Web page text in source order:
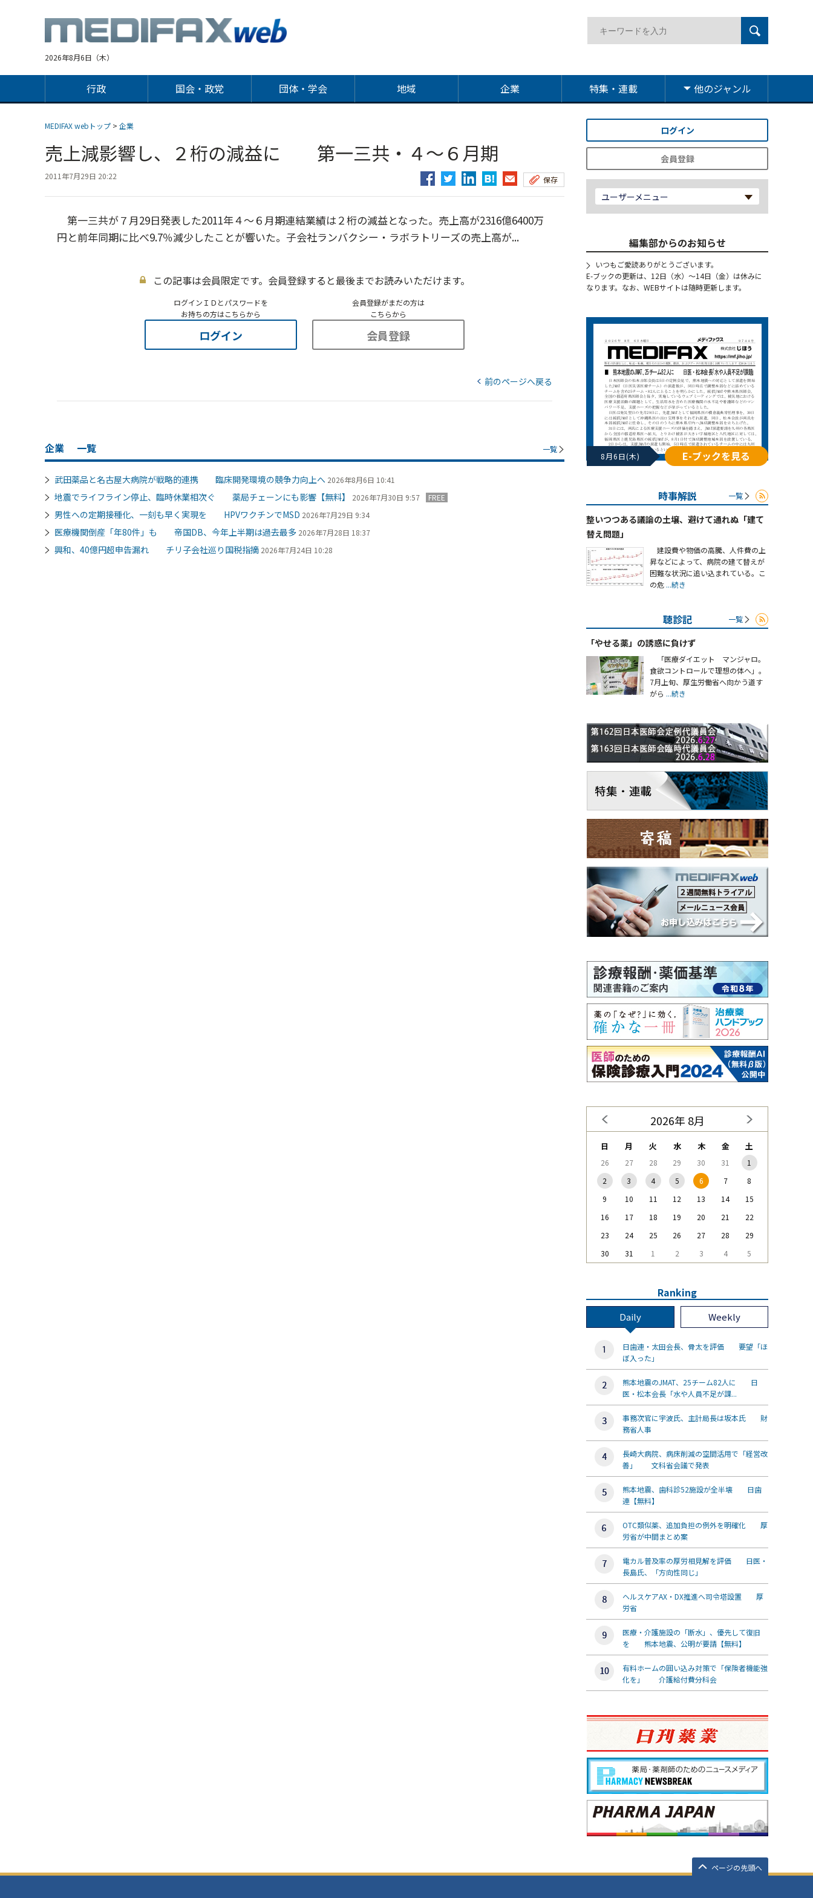
2026年8月6日（木）
行政 国会・政党 団体・学会 地域 企業 特集・連載 他のジャンル
MEDIFAX webトップ > 企業
売上減影響し、２桁の減益に 第一三共・４～６月期
2011年7月29日 20:22 保存
第一三共が７月29日発表した2011年４～６月期連結業績は２桁の減益となった。売上高が2316億6400万
円と前年同期に比べ9.7％減少したことが響いた。子会社ランバクシー・ラボラトリーズの売上高が...
この記事は会員限定です。会員登録すると最後までお読みいただけます。
ログインＩＤとパスワードを
お持ちの方はこちらから
ログイン
会員登録がまだの方は
こちらから
会員登録
前のページへ戻る
企業 一覧 一覧
武田薬品と名古屋大病院が戦略的連携 臨床開発環境の競争力向上へ 2026年8月6日 10:41
地震でライフライン停止、臨時休業相次ぐ 薬局チェーンにも影響【無料】 2026年7月30日 9:57 FREE
男性への定期接種化、一刻も早く実現を HPVワクチンでMSD 2026年7月29日 9:34
医療機関倒産「年80件」も 帝国DB、今年上半期は過去最多 2026年7月28日 18:37
興和、40億円超申告漏れ チリ子会社巡り国税指摘 2026年7月24日 10:28
ログイン
会員登録
ユーザーメニュー
編集部からのお知らせ
いつもご愛読ありがとうございます。
E-ブックの更新は、12日（水）～14日（金）は休みに
なります。なお、WEBサイトは随時更新します。
8月6日(木) E-ブックを見る
時事解説 一覧
整いつつある議論の土壌、避けて通れぬ「建て
替え問題」
建設費や物価の高騰、人件費の上
昇などによって、病院の建て替えが
困難な状況に追い込まれている。こ
の危 ...続き
聴診記 一覧
「やせる薬」の誘惑に負けず
「医療ダイエット マンジャロ。
食欲コントロールで理想の体へ」。
7月上旬、厚生労働省へ向かう道す
がら ...続き
2026年 8月
日 月 火 水 木 金 土
26 27 28 29 30 31
1
2
3 4 5 6 7
8
9
10 11 12 13 14
15
16
17 18 19 20 21
22
23
24 25 26 27 28
29
30
31 1 2 3 4 5
Ranking
Daily Weekly
日歯連・太田会長、骨太を評価 要望「ほ
ぼ入った」
熊本地震のJMAT、25チーム82人に 日
医・松本会長「水や人員不足が課...
事務次官に宇波氏、主計局長は坂本氏 財
務省人事
長崎大病院、病床削減の空間活用で「経営改
善」 文科省会議で発表
熊本地震、歯科診52施設が全半壊 日歯
連【無料】
OTC類似薬、追加負担の例外を明確化 厚
労省が中間まとめ案
電カル普及率の厚労相見解を評価 日医・
長島氏、「方向性同じ」
ヘルスケアAX・DX推進へ司令塔設置 厚
労省
医療・介護施設の「断水」、優先して復旧
を 熊本地震、公明が要請【無料】
有料ホームの囲い込み対策で「保険者機能強
化を」 介護給付費分科会
ページの先頭へ